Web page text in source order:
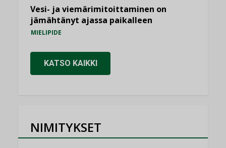
Vesi- ja viemärimitoittaminen on
jämähtänyt ajassa paikalleen
MIELIPIDE
KATSO KAIKKI
NIMITYKSET